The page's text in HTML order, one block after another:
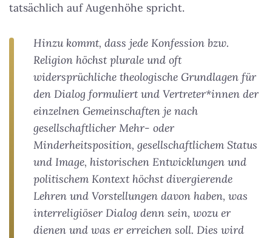
tatsächlich auf Augenhöhe spricht.
Hinzu kommt, dass jede Konfession bzw.
Religion höchst plurale und oft
widersprüchliche theologische Grundlagen für
den Dialog formuliert und Vertreter*innen der
einzelnen Gemeinschaften je nach
gesellschaftlicher Mehr- oder
Minderheitsposition, gesellschaftlichem Status
und Image, historischen Entwicklungen und
politischem Kontext höchst divergierende
Lehren und Vorstellungen davon haben, was
interreligiöser Dialog denn sein, wozu er
dienen und was er erreichen soll. Dies wird